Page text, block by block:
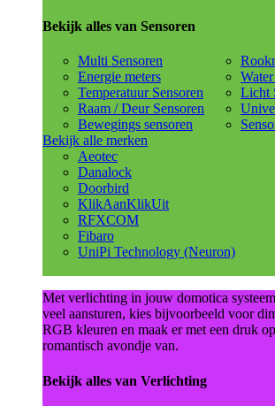
Bekijk alles van Sensoren
Multi Sensoren
Energie meters
Temperatuur Sensoren
Raam / Deur Sensoren
Bewegings sensoren
Licht
Bekijk alle merken
Aeotec
Danalock
Doorbird
KlikAanKlikUit
RFXCOM
Fibaro
UniPi Technology (Neuron)
Met verlichting in jouw domotica
veel aansturen, kies bijvoorbeeld voor
RGB kleuren en maak er met een druk
romantisch avondje van.
Bekijk alles van Verlichting